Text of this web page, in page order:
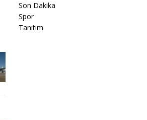
Son Dakika
Spor
Tanıtım